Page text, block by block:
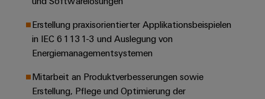
Segmente
der
Maschinen
und
Öl
Software
Industrial
Analytics
Industrial
Automatisierung
&
Software
Steuerungen
Ersatzteile
Trainings
und
Webinare
Netzwerk
IIoT
and
Automation
für
Schulklassen
Erstellung praxisorientierter Applikationsbeispielen
in IEC 61131-3 und Auslegung von
Energiemanagementsystemen
Mitarbeit an Produktverbesserungen sowie
Erstellung, Pflege und Optimierung der